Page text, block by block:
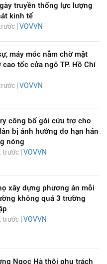
truyền thống lực lượng
kinh tế
| VOVVN
máy móc nằm chờ mặt
cao tốc cửa ngõ TP. Hồ Chí
|VOVVN
công bố gói cứu trợ cho
bị ảnh hưởng do hạn hán
nóng
| VOVVN
xây dựng phương án mỗi
không quá 3 trường
| VOVVN
Ngọc Hà thôi phụ trách